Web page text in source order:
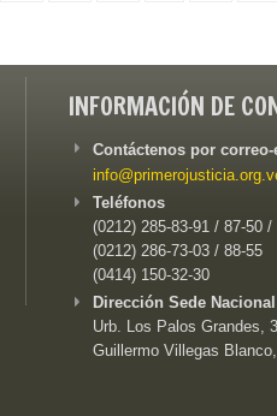
INFORMACIÓN DE
Contáctenos por
Teléfonos
(0212) 285-83-91 / 87-50 /
(0212) 286-73-03 / 88-55
(0414) 150-32-30
Dirección Sede
Urb. Los Palos Grandes,
Guillermo Villegas